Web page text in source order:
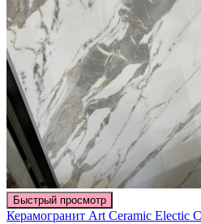
Быстрый просмотр
Керамогранит Art Ceramic Electic